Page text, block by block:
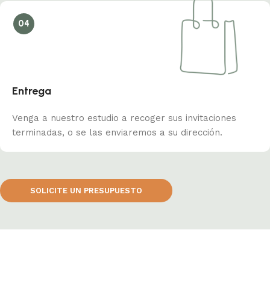
04
Entrega
Venga a nuestro estudio a recoger sus invitaciones
terminadas, o se las enviaremos a su dirección.
SOLICITE UN PRESUPUESTO